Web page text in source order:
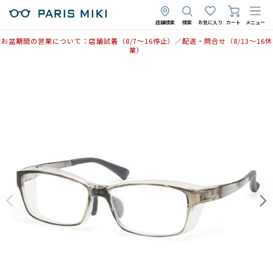
店舗検索 検索 お気に入り カート メニュー
お盆期間の営業について：店舗試着（8/7〜16停止）／配送・問合せ（8/13〜16休
業）